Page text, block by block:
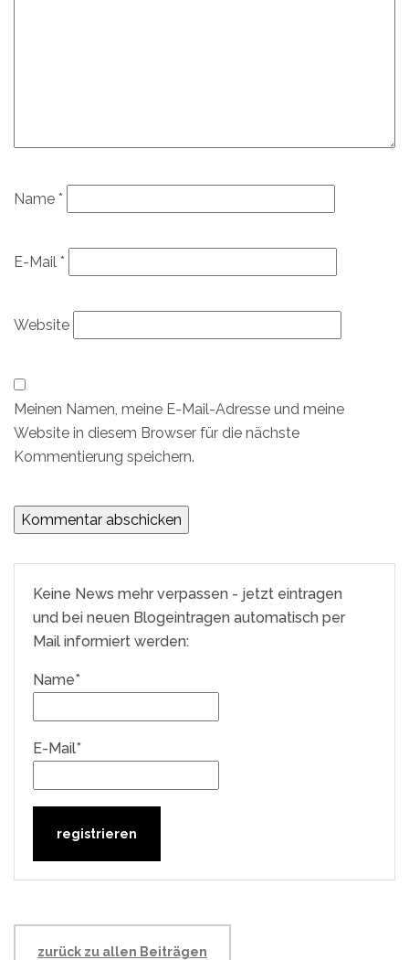
Name *
E-Mail *
Website
Meinen Namen, meine E-Mail-Adresse und meine
Website in diesem Browser für die nächste
Kommentierung speichern.
Keine News mehr verpassen - jetzt eintragen
und bei neuen Blogeintragen automatisch per
Mail informiert werden:
Name*
E-Mail*
zurück zu allen Beiträgen